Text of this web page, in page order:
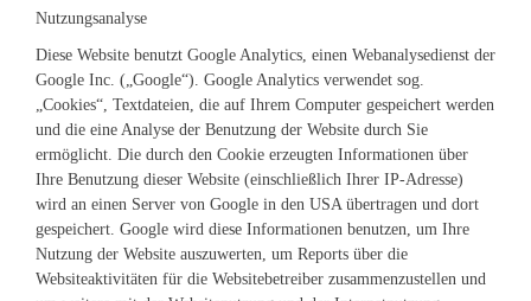
Nutzungsanalyse
Diese Website benutzt Google Analytics, einen Webanalysedienst der
Google Inc. („Google“). Google Analytics verwendet sog.
„Cookies“, Textdateien, die auf Ihrem Computer gespeichert werden
und die eine Analyse der Benutzung der Website durch Sie
ermöglicht. Die durch den Cookie erzeugten Informationen über
Ihre Benutzung dieser Website (einschließlich Ihrer IP-Adresse)
wird an einen Server von Google in den USA übertragen und dort
gespeichert. Google wird diese Informationen benutzen, um Ihre
Nutzung der Website auszuwerten, um Reports über die
Websiteaktivitäten für die Websitebetreiber zusammenzustellen und